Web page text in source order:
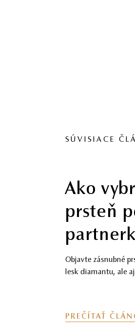
SÚVISIACE
Čierny
tajomna
Objavte čierne
od ikonických
luxusné šperky od
PREČÍTAŤ